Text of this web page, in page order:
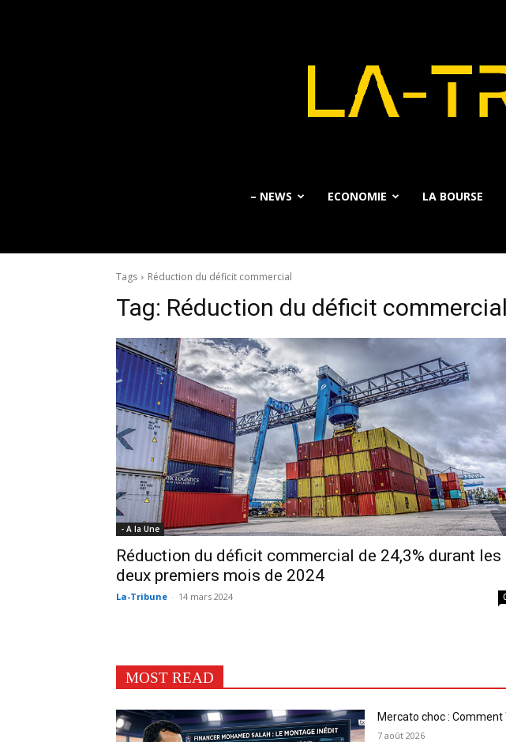
– NEWS ECONOMIE LA BOURSE
Tags Réduction du déficit commercial
Tag: Réduction du déficit commercial
- A la Une
Réduction du déficit commercial de 24,3% durant les
deux premiers mois de 2024
La-Tribune - 14 mars 2024
MOST READ
Mercato choc : Comment
7 août 2026